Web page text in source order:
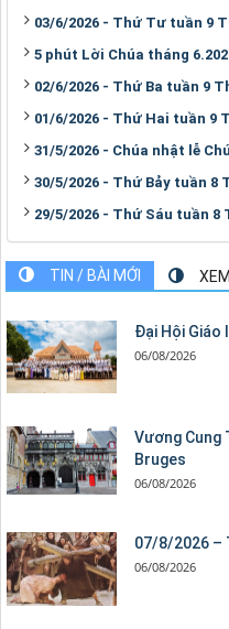
03/6/2026 - Thứ Tư tuần 9
5 phút Lời Chúa tháng
02/6/2026 - Thứ Ba tuần 9
01/6/2026 - Thứ Hai tuần 9
31/5/2026 - Chúa nhật lễ
30/5/2026 - Thứ Bảy tuần 8
29/5/2026 - Thứ Sáu tuần 8
TIN / BÀI MỚI
Đại Hội Giáo
06/08/2026
Vương Cung
Bruges
06/08/2026
07/8/2026 –
06/08/2026